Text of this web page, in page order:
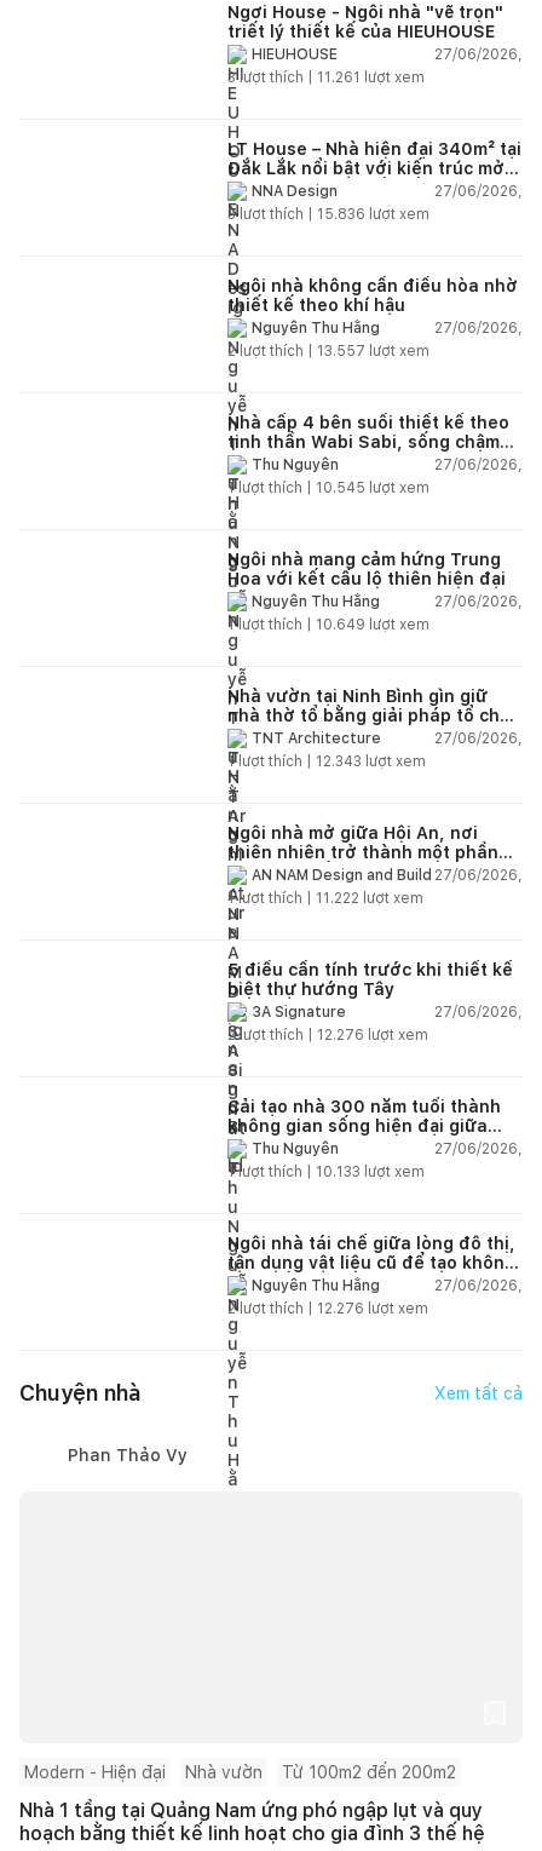
Ngơi House - Ngôi nhà "vẽ trọn"
triết lý thiết kế của HIEUHOUSE
HIEUHOUSE
27/06/2026,
3lượt thích | 11.261 lượt xem
LT House – Nhà hiện đại 340m² tại
Đắk Lắk nổi bật với kiến trúc mở
và hệ sân vườn kết nối thiên
nhiên
NNA Design
27/06/2026,
3lượt thích | 15.836 lượt xem
Ngôi nhà không cần điều hòa nhờ
thiết kế theo khí hậu
Nguyễn Thu Hằng
27/06/2026,
2lượt thích | 13.557 lượt xem
Nhà cấp 4 bên suối thiết kế theo
tinh thần Wabi Sabi, sống chậm
giữa thiên nhiên
Thu Nguyễn
27/06/2026,
1lượt thích | 10.545 lượt xem
Ngôi nhà mang cảm hứng Trung
Hoa với kết cấu lộ thiên hiện đại
Nguyễn Thu Hằng
27/06/2026,
1lượt thích | 10.649 lượt xem
Nhà vườn tại Ninh Bình gìn giữ
nhà thờ tổ bằng giải pháp tổ chức
lại không gian
TNT Architecture
27/06/2026,
1lượt thích | 12.343 lượt xem
Ngôi nhà mở giữa Hội An, nơi
thiên nhiên trở thành một phần
của cuộc sống
AN NAM Design and Build 27/06/2026,
1lượt thích | 11.222 lượt xem
5 điều cần tính trước khi thiết kế
biệt thự hướng Tây
3A Signature
27/06/2026,
2lượt thích | 12.276 lượt xem
Cải tạo nhà 300 năm tuổi thành
không gian sống hiện đại giữa
thiên nhiên
Thu Nguyễn
27/06/2026,
1lượt thích | 10.133 lượt xem
Ngôi nhà tái chế giữa lòng đô thị,
tận dụng vật liệu cũ để tạo không
gian sống linh hoạt
Nguyễn Thu Hằng
27/06/2026,
2lượt thích | 12.276 lượt xem
Chuyện nhà Xem tất cả
Phan Thảo Vy
Modern - Hiện đại Nhà vườn Từ 100m2 đến 200m2
Nhà 1 tầng tại Quảng Nam ứng phó ngập lụt và quy
hoạch bằng thiết kế linh hoạt cho gia đình 3 thế hệ